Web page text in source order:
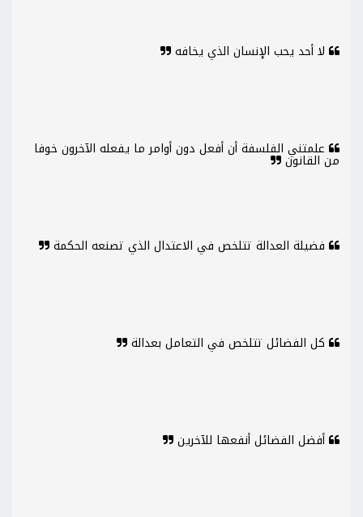
لا أحد يحب الإنسان الذي يخافه
علمتني الفلسفة أن أفعل دون أوامر ما يفعله الآخرون خوفا
من القانون
فضيلة العدالة تتلخص في الاعتدال الذي تصنعه الحكمة
كل الفضائل تتلخص في التعامل بعدالة
أفضل الفضائل أنفعها للآخرين